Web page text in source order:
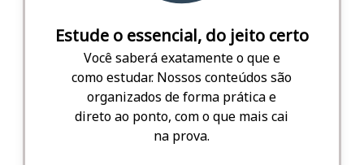
Estude o essencial, do jeito certo
Você saberá exatamente o que e
como estudar. Nossos conteúdos são
organizados de forma prática e
direto ao ponto, com o que mais cai
na prova.